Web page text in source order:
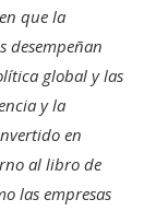
que la
desempeñan
global y las
y la
en
al libro de
las empresas